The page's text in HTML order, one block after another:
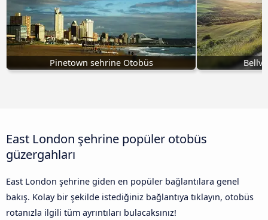
Pinetown sehrine Otobüs
East London şehrine popüler otobüs
güzergahları
East London şehrine giden en popüler bağlantılara genel
bakış. Kolay bir şekilde istediğiniz bağlantıya tıklayın, otobüs
rotanızla ilgili tüm ayrıntıları bulacaksınız!